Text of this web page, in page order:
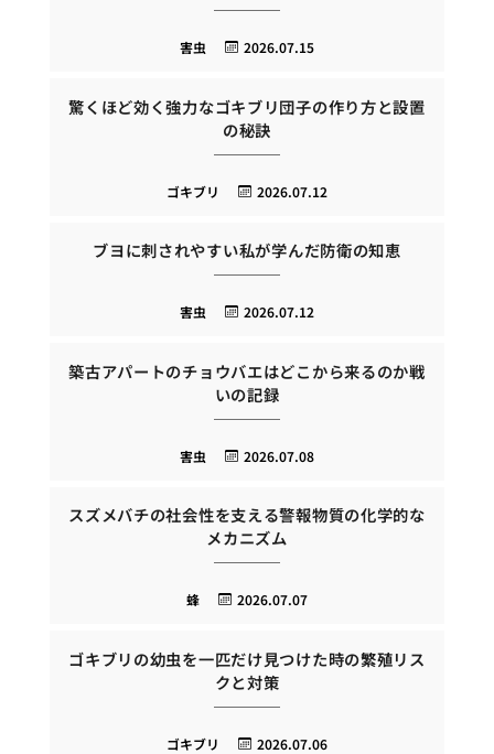
2026.07.15
害虫
驚くほど効く強力なゴキブリ団子の作り方と設置
の秘訣
2026.07.12
ゴキブリ
ブヨに刺されやすい私が学んだ防衛の知恵
2026.07.12
害虫
築古アパートのチョウバエはどこから来るのか戦
いの記録
2026.07.08
害虫
スズメバチの社会性を支える警報物質の化学的な
メカニズム
2026.07.07
蜂
ゴキブリの幼虫を一匹だけ見つけた時の繁殖リス
クと対策
2026.07.06
ゴキブリ